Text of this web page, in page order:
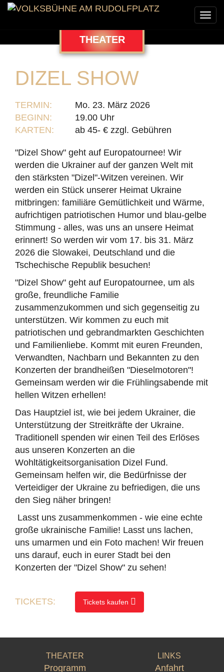
THEATER
DIZEL SHOW
TERMIN:
Mo. 23. März 2026
BEGINN:
19.00 Uhr
KARTEN:
ab 45- € zzgl. Gebühren
"Dizel Show" geht auf Europatournee! Wir
werden die Ukrainer auf der ganzen Welt mit
den stärksten "Dizel"-Witzen vereinen. Wir
werden ein Stück unserer Heimat Ukraine
mitbringen: familiäre Gemütlichkeit und Wärme,
aufrichtigen patriotischen Humor und blau-gelbe
Stimmung - alles, was uns an unsere Heimat
erinnert! So werden wir vom 17. bis 31. März
2026 die Slowakei, Deutschland und die
Tschechische Republik besuchen!
"Dizel Show" geht auf Europatournee, um als
große, freundliche Familie
zusammenzukommen und sich gegenseitig zu
unterstützen. Wir kommen zu euch mit
patriotischen und gebrandmarkten Geschichten
und Familienliebe. Kommt mit euren Freunden,
Verwandten, Nachbarn und Bekannten zu den
Konzerten der brandheißen "Dieselmotoren"!
Gemeinsam werden wir die Frühlingsabende mit
hellen Witzen erhellen!
Das Hauptziel ist, wie bei jedem Ukrainer, die
Unterstützung der Streitkräfte der Ukraine.
Traditionell spenden wir einen Teil des Erlöses
aus unseren Konzerten an die
Wohltätigkeitsorganisation Dizel Fund.
Gemeinsam helfen wir, die Bedürfnisse der
Verteidiger der Ukraine zu befriedigen, die uns
den Sieg näher bringen!
Lasst uns zusammenkommen - wie eine echte
große ukrainische Familie! Lasst uns lachen,
uns umarmen und ein Foto machen! Wir freuen
uns darauf, euch in eurer Stadt bei den
Konzerten der "Dizel Show" zu sehen!
TICKETS: Tickets kaufen
THEATER
Programm
LINKS
Anfahrt